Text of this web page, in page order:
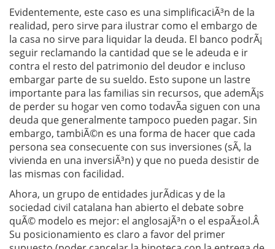
Evidentemente, este caso es una simplificaciÃ³n de la
realidad, pero sirve para ilustrar como el embargo de
la casa no sirve para liquidar la deuda. El banco podrÃ¡
seguir reclamando la cantidad que se le adeuda e ir
contra el resto del patrimonio del deudor e incluso
embargar parte de su sueldo. Esto supone un lastre
importante para las familias sin recursos, que ademÃ¡s
de perder su hogar ven como todavÃ­a siguen con una
deuda que generalmente tampoco pueden pagar. Sin
embargo, tambiÃ©n es una forma de hacer que cada
persona sea consecuente con sus inversiones (sÃ­, la
vivienda en una inversiÃ³n) y que no pueda desistir de
las mismas con facilidad.
Ahora, un grupo de entidades jurÃ­dicas y de la
sociedad civil catalana han abierto el debate sobre
quÃ© modelo es mejor: el anglosajÃ³n o el espaÃ±ol.Â
Su posicionamiento es claro a favor del primer